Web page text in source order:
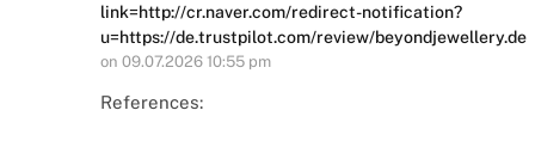
link=http://cr.naver.com/redirect-notification?
u=https://de.trustpilot.com/review/beyondjewellery.de
on 09.07.2026 10:55 pm
References: